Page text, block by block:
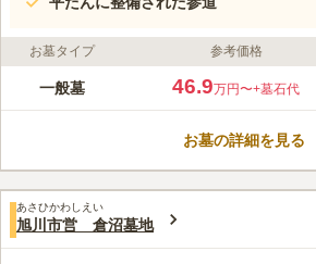
お墓タイプ 参考価格
一般墓 46.9万円〜+墓石代
お墓の詳細を見る
あさひかわしえい
旭川市営 倉沼墓地